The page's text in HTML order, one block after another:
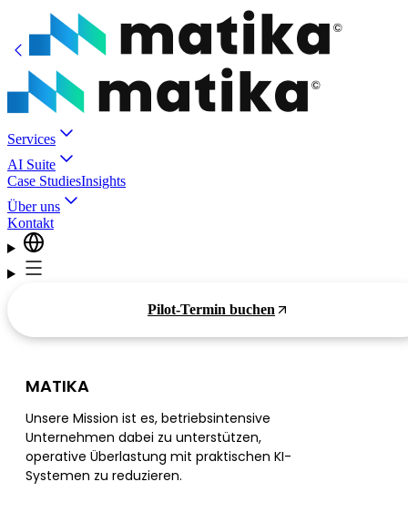
Services
AI Suite
Case StudiesInsights
Über uns
Kontakt
Pilot-Termin buchen
MATIKA
Unsere Mission ist es, betriebsintensive
Unternehmen dabei zu unterstützen,
operative Überlastung mit praktischen KI-
Systemen zu reduzieren.